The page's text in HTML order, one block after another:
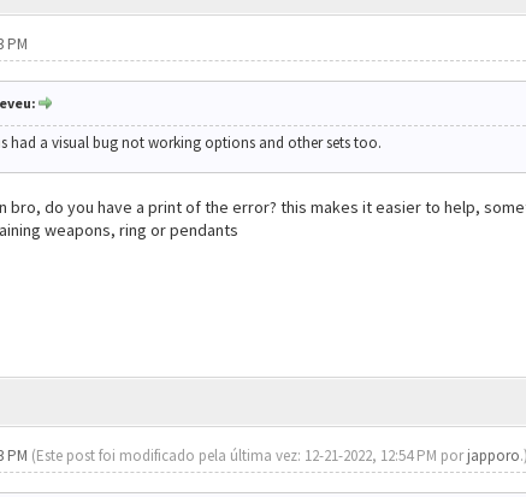
PM
had a visual bug not working options and other sets too.
bro, do you have a print of the error? this makes it easier to help,
weapons, ring or pendants
PM (Este post foi modificado pela última vez: 12-21-2022, 12:54 PM porjapporo.)